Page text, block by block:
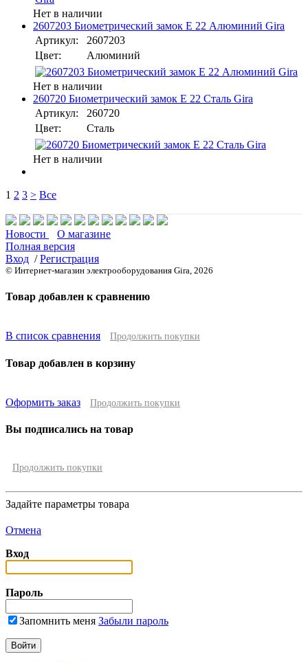
Нет в наличии
2607203 Биометрический замок E 22 Алюминий Gira
Артикул:
2607203
Цвет:
Алюминий
Нет в наличии
260720 Биометрический замок E 22 Сталь Gira
Артикул:
260720
Цвет:
Сталь
Нет в наличии
1 2 3 > Все
Новости
О магазине
Полная версия
Вход /Регистрация
© Интернет-магазин электрооборудования Gira, 2026
Товар добавлен к сравнению
В список сравнения Продолжить покупки
Товар добавлен в корзину
Оформить заказ Продолжить покупки
Вы подписались на товар
Продолжить покупки
Задайте параметры товара
Отмена
Вход
Пароль
Запомнить меня Забыли пароль